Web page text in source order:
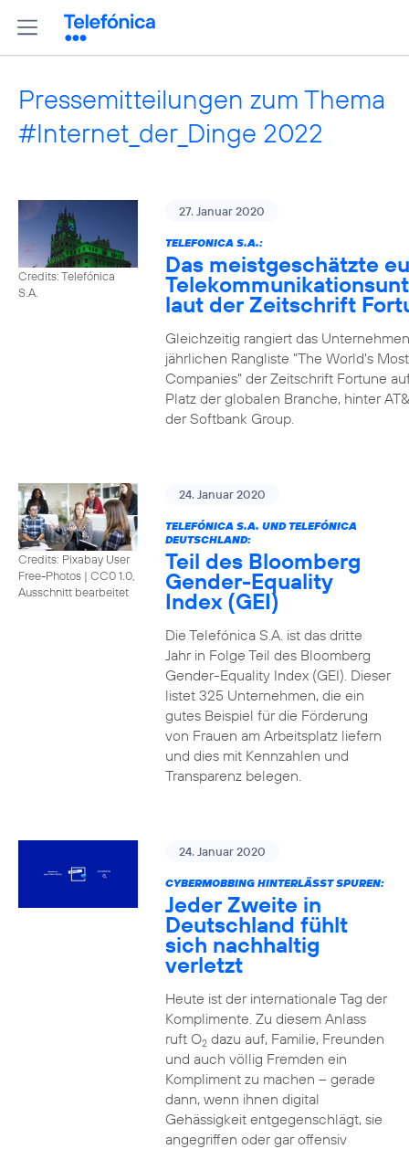
Pressemitteilungen zum Thema
#Internet_der_Dinge 2022
Credits: Telefónica
S.A.
27. Januar 2020
TELEFONICA S.A.:
Das meistgeschätzte
laut der Zeitschrift
Gleichzeitig rangiert das
jährlichen Rangliste "The World's
Companies" der Zeitschrift Fortune
Platz der globalen Branche, hinter
der Softbank Group.
Credits: Pixabay User
Free-Photos | CC0 1.0,
Ausschnitt bearbeitet
24. Januar 2020
TELEFÓNICA S.A. UND TELEFÓNICA
DEUTSCHLAND:
Teil des Bloomberg
Gender-Equality
Index (GEI)
Die Telefónica S.A. ist das dritte
Jahr in Folge Teil des Bloomberg
Gender-Equality Index (GEI). Dieser
listet 325 Unternehmen, die ein
gutes Beispiel für die Förderung
von Frauen am Arbeitsplatz liefern
und dies mit Kennzahlen und
Transparenz belegen.
24. Januar 2020
CYBERMOBBING HINTERLÄSST SPUREN:
Jeder Zweite in
Deutschland fühlt
sich nachhaltig
verletzt
Heute ist der internationale Tag der
Komplimente. Zu diesem Anlass
ruft O2dazu auf, Familie, Freunden
und auch völlig Fremden ein
Kompliment zu machen – gerade
dann, wenn ihnen digital
Gehässigkeit entgegenschlägt, sie
angegriffen oder gar offensiv